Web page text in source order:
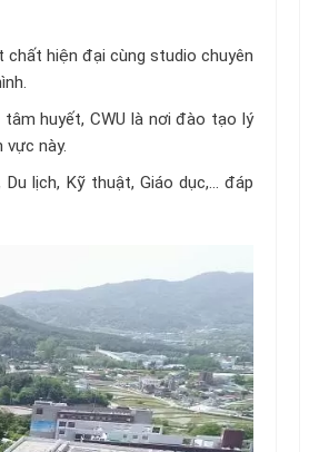
chất hiện đại cùng studio chuyên
huyết, CWU là nơi đào tạo lý
này.
Du lịch, Kỹ thuật, Giáo dục,… đáp